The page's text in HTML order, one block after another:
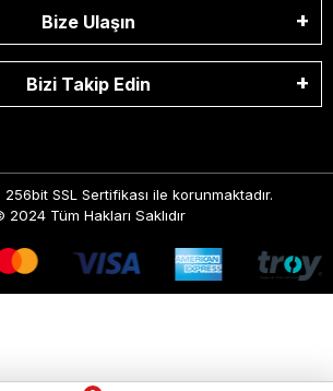
Bize Ulaşın
Bizi Takip Edin
SSL Sertifikası ile korunmaktadır.
2024 Tüm Hakları Saklıdır